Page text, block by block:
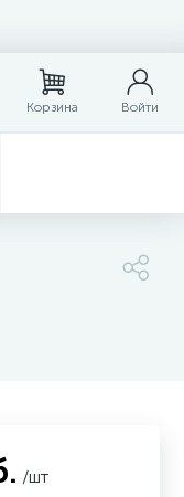
Корзина Войти
/шт